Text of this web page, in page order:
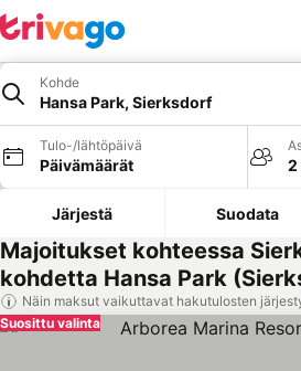
Kohde
Hansa Park, Sierksdorf
Tulo-/lähtöpäivä
Päivämäärät 2
Järjestä Suodata
Majoitukset kohteessa
kohdetta Hansa Park
Näin maksut vaikuttavat hakutulosten
Suosittu valinta